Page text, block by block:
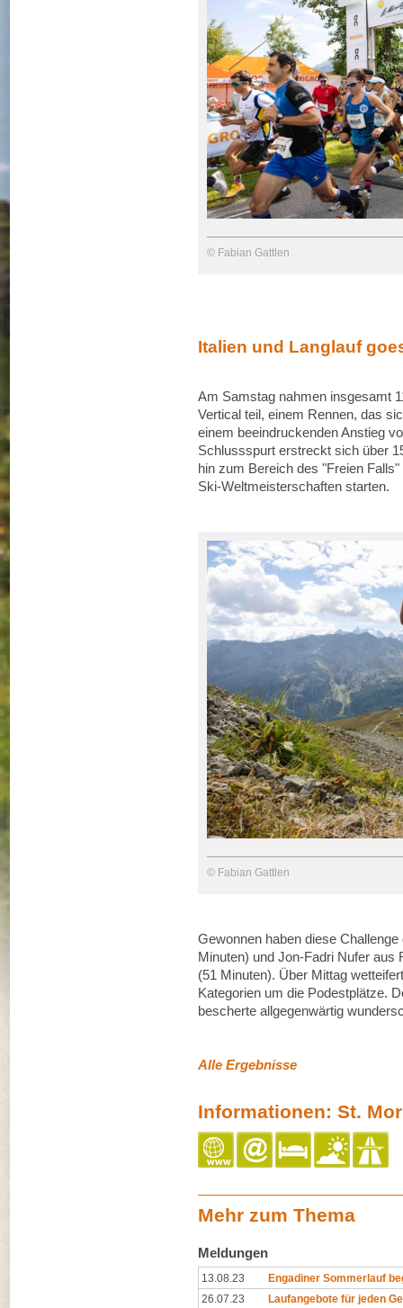
© Fabian Gattlen
Italien und Langlauf
Am Samstag nahmen insgesamt
Vertical teil, einem Rennen, das
einem beeindruckenden Anstieg
Schlussspurt erstreckt sich über
hin zum Bereich des "Freien
Ski-Weltmeisterschaften starten.
© Fabian Gattlen
Gewonnen haben diese
Minuten) und Jon-Fadri Nufer
(51 Minuten). Über Mittag
Kategorien um die Podestplätze.
bescherte allgegenwärtig
Alle Ergebnisse
Informationen: St.
Mehr zum Thema
Meldungen
13.08.23
Engadiner Sommerlauf
26.07.23
Laufangebote für jeden